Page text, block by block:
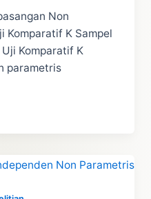
Non
Komparatif K Sampel
Komparatif K
parametris